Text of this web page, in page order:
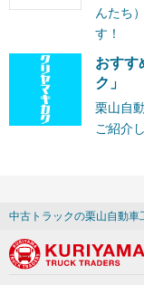
んたち
す！
おすす
ク」
栗山自
ご紹介
中古トラックの栗山自動車